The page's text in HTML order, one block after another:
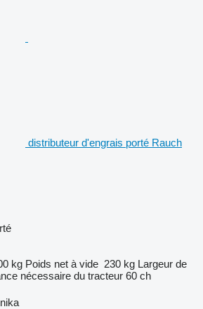
distributeur d'engrais porté Rauch
kg Poids net à vide 230 kg Largeur de
nécessaire du tracteur 60 ch